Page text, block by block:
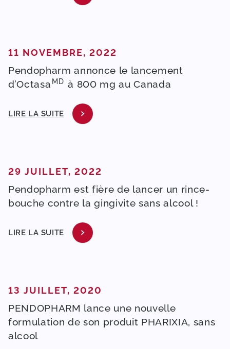
PUBLIÉ DANS
11 NOVEMBRE, 2022
Pendopharm annonce le lancement
d’Octasa MD à 800 mg au Canada
LIRE LA SUITE
PUBLIÉ DANS
29 JUILLET, 2022
Pendopharm est fière de lancer un rince-
bouche contre la gingivite sans alcool !
LIRE LA SUITE
PUBLIÉ DANS
13 JUILLET, 2020
PENDOPHARM lance une nouvelle
formulation de son produit PHARIXIA, sans
alcool